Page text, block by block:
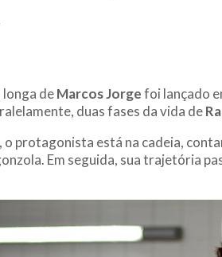
longa deMarcos Jorgefoi lançado
duas fases da vida de
o protagonista está na cadeia,
Em seguida, sua trajetória